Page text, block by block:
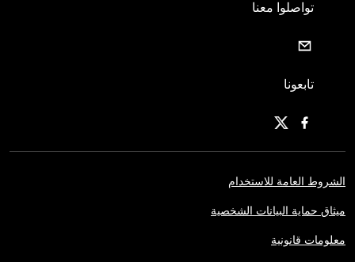
تواصلوا معنا
تابعونا
الشروط العامة للاستخدام
ميثاق حماية البيانات الشخصية
معلومات قانونية